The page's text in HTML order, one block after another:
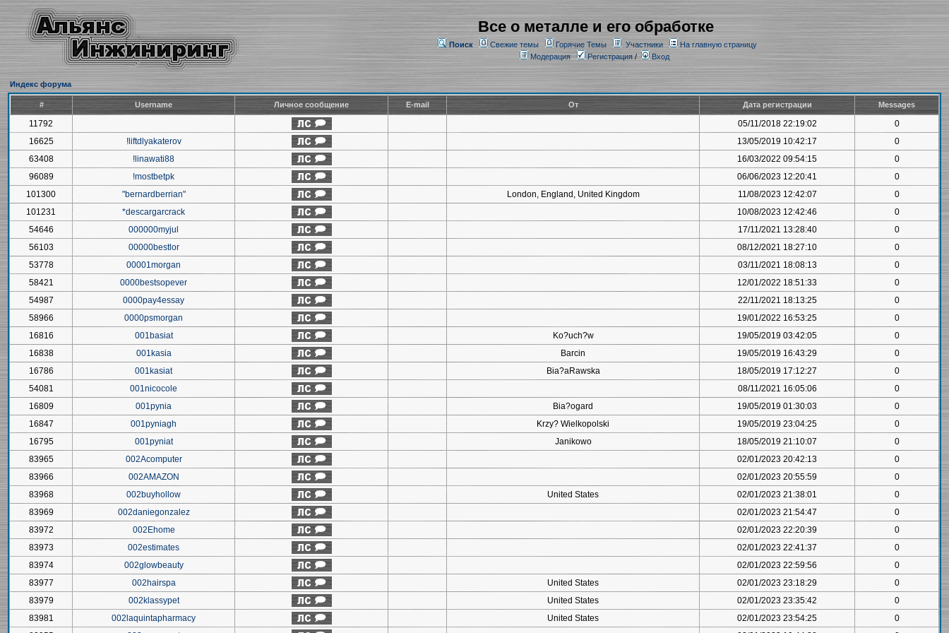
Все о металле и его обработке
Поиск Свежие темы Горячие Темы Участники
На главную страницу
Модерация
Регистрация/ Вход
Индекс форума
# Username Личное сообщение E-mail От Дата регистрации Messages
11792 05/11/2018 22:19:02
0
16625
!liftdlyakaterov 13/05/2019 10:42:17
0
63408
!linawati88 16/03/2022 09:54:15
0
96089
!mostbetpk 06/06/2023 12:20:41
0
101300
"bernardberrian" London, England, United Kingdom 11/08/2023 12:42:07
0
101231
*descargarcrack 10/08/2023 12:42:46
0
54646
000000myjul 17/11/2021 13:28:40
0
56103
00000bestlor 08/12/2021 18:27:10
0
53778
00001morgan 03/11/2021 18:08:13
0
58421
0000bestsopever 12/01/2022 18:51:33
0
54987
0000pay4essay 22/11/2021 18:13:25
0
58966
0000psmorgan 19/01/2022 16:53:25
0
16816
001basiat Ko?uch?w 19/05/2019 03:42:05
0
16838
001kasia Barcin 19/05/2019 16:43:29
0
16786
001kasiat Bia?aRawska 18/05/2019 17:12:27
0
54081
001nicocole 08/11/2021 16:05:06
0
16809
001pynia Bia?ogard 19/05/2019 01:30:03
0
16847
001pyniagh Krzy? Wielkopolski 19/05/2019 23:04:25
0
16795
001pyniat Janikowo 18/05/2019 21:10:07
0
83965
002Acomputer 02/01/2023 20:42:13
0
83966
002AMAZON 02/01/2023 20:55:59
0
83968
002buyhollow United States 02/01/2023 21:38:01
0
83969
002daniegonzalez 02/01/2023 21:54:47
0
83972
002Ehome 02/01/2023 22:20:39
0
83973
002estimates 02/01/2023 22:41:37
0
83974
002glowbeauty 02/01/2023 22:59:56
0
83977
002hairspa United States 02/01/2023 23:18:29
0
83979
002klassypet United States 02/01/2023 23:35:42
0
83981
002laquintapharmacy United States 02/01/2023 23:54:25
0